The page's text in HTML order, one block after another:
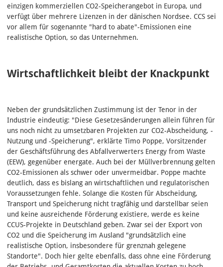
einzigen kommerziellen CO2-Speicherangebot in Europa, und
verfügt über mehrere Lizenzen in der dänischen Nordsee. CCS sei
vor allem für sogenannte "hard to abate"-Emissionen eine
realistische Option, so das Unternehmen.
Wirtschaftlichkeit bleibt der Knackpunkt
Neben der grundsätzlichen Zustimmung ist der Tenor in der
Industrie eindeutig: "Diese Gesetzesänderungen allein führen für
uns noch nicht zu umsetzbaren Projekten zur CO2-Abscheidung, -
Nutzung und -Speicherung", erklärte Timo Poppe, Vorsitzender
der Geschäftsführung des Abfallverwerters Energy from Waste
(EEW), gegenüber energate. Auch bei der Müllverbrennung gelten
CO2-Emissionen als schwer oder unvermeidbar. Poppe machte
deutlich, dass es bislang an wirtschaftlichen und regulatorischen
Voraussetzungen fehle. Solange die Kosten für Abscheidung,
Transport und Speicherung nicht tragfähig und darstellbar seien
und keine ausreichende Förderung existiere, werde es keine
CCUS-Projekte in Deutschland geben. Zwar sei der Export von
CO2 und die Speicherung im Ausland "grundsätzlich eine
realistische Option, insbesondere für grenznah gelegene
Standorte". Doch hier gelte ebenfalls, dass ohne eine Förderung